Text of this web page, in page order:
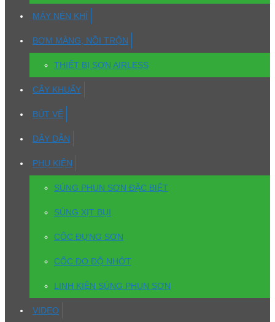
MÁY NÉN KHÍ
BƠM MÀNG, NỒI TRỘN
THIẾT BỊ SƠN AIRLESS
CÂY KHUẤY
BÚT VẼ
DÂY DẪN
PHỤ KIỆN
SÚNG PHUN SƠN ĐẶC BIỆT
SÚNG XỊT BỤI
CỐC ĐỰNG SƠN
CỐC ĐO ĐỘ NHỚT
LINH KIỆN SÚNG PHUN SƠN
VIDEO